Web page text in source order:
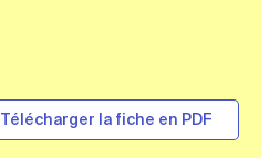
Télécharger la fiche en PDF